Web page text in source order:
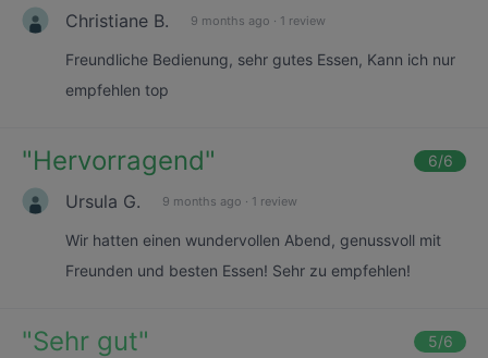
Christiane B. 9 months ago · 1 review
Freundliche Bedienung, sehr gutes Essen, Kann ich nur
empfehlen top
"Hervorragend" 6/6
Ursula G. 9 months ago · 1 review
Wir hatten einen wundervollen Abend, genussvoll mit
Freunden und besten Essen! Sehr zu empfehlen!
"Sehr gut" 5/6